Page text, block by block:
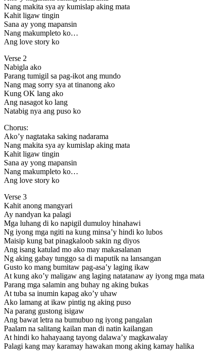
Nang makita sya ay kumislap aking mata
Kahit ligaw tingin
Sana ay yong mapansin
Nang makumpleto ko…
Ang love story ko
Verse 2
Nabigla ako
Parang tumigil sa pag-ikot ang mundo
Nang mag sorry sya at tinanong ako
Kung OK lang ako
Ang nasagot ko lang
Natabig nya ang puso ko
Chorus:
Ako’y nagtataka saking nadarama
Nang makita sya ay kumislap aking mata
Kahit ligaw tingin
Sana ay yong mapansin
Nang makumpleto ko…
Ang love story ko
Verse 3
Kahit anong mangyari
Ay nandyan ka palagi
Mga luhang di ko napigil dumuloy hinahawi
Ng iyong mga ngiti na kung minsa’y hindi ko lubos
Maisip kung bat pinagkaloob sakin ng diyos
Ang isang katulad mo ako may makasalanan
Ng aking gabay tunggo sa di maputik na lansangan
Gusto ko mang bumitaw pag-asa’y laging ikaw
At kung ako’y maligaw ang laging natatanaw ay iyong mga mata
Parang mga salamin ang buhay ng aking bukas
At tuba sa inumin kapag ako’y uhaw
Ako lamang at ikaw pintig ng aking puso
Na parang gustong isigaw
Ang bawat letra na bumubuo ng iyong pangalan
Paalam na salitang kailan man di natin kailangan
At hindi ko hahayaang tayong dalawa’y magkawalay
Palagi kang may karamay hawakan mong aking kamay halika